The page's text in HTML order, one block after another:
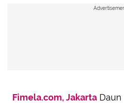
Fimela.com, Jakarta